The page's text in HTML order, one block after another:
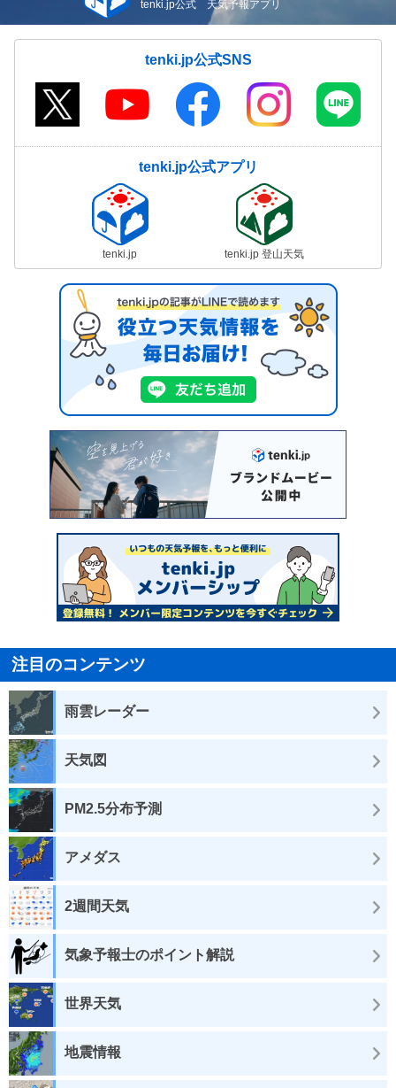
tenki.jp公式 天気予報アプリ
tenki.jp公式SNS
tenki.jp公式アプリ
tenki.jp tenki.jp 登山天気
注目のコンテンツ
雨雲レーダー
天気図
PM2.5分布予測
アメダス
2週間天気
気象予報士のポイント解説
世界天気
地震情報